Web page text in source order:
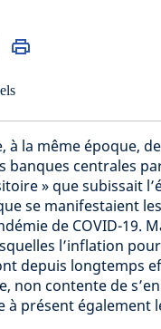
à la même époque,
banques centrales
» que subissait
se manifestaient
de COVID-19.
l’inflation
depuis longtemps
non contente de
à présent également